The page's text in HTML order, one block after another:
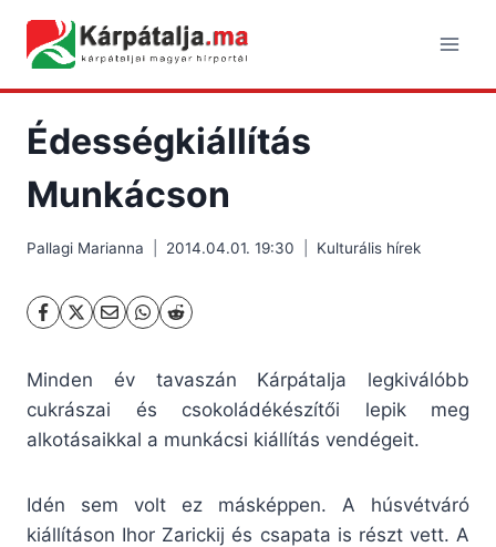
content
Édességkiállítás
Munkácson
Pallagi Marianna 2014.04.01. 19:30 Kulturális hírek
Minden év tavaszán Kárpátalja legkiválóbb
cukrászai és csokoládékészítői lepik meg
alkotásaikkal a munkácsi kiállítás vendégeit.
Idén sem volt ez másképpen. A húsvétváró
kiállításon Ihor Zarickij és csapata is részt vett. A